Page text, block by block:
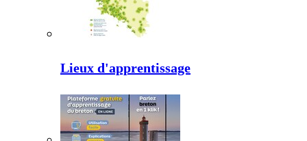
Lieux d'apprentissage